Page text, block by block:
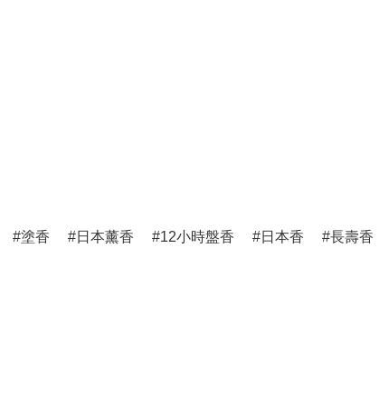
塗香 日本薰香 12小時盤香 日本香 長壽香